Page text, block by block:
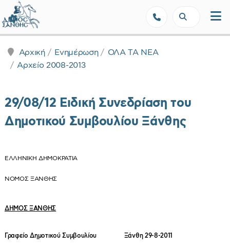
Αρχική Ενημέρωση
ΟΛΑ ΤΑ ΝΕΑ
Αρχείο 2008-2013
29/08/12 Ειδική Συνεδρίαση του
Δημοτικού Συμβουλίου Ξάνθης
ΕΛΛΗΝΙΚΗ ΔΗΜΟΚΡΑΤΙΑ
ΝΟΜΟΣ ΞΑΝΘΗΣ
ΔΗΜΟΣ ΞΑΝΘΗΣ
Γραφείο Δημοτικού Συμβουλίου Ξάνθη 29-8-2011